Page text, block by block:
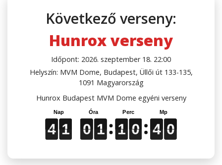
Következő verseny:
Hunrox verseny
Időpont: 2026. szeptember 18. 22:00
Helyszín: MVM Dome, Budapest, Üllői út 133-135,
1091 Magyarország
Hunrox Budapest MVM Dome egyéni verseny
4
4
4
4 1
1
1
1 0
0
0
0 1
1
1
1 1
1
1
1 0
0
0
0 3
4
3
4 9
0
9
0